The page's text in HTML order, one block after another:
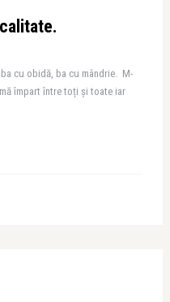
cu obidă, ba cu mândrie. M-
împart între toți și toate iar